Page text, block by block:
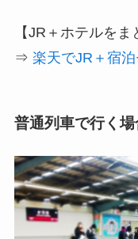
【JR＋ホテルを
⇒ 楽天でJR＋宿
普通列車で行く場